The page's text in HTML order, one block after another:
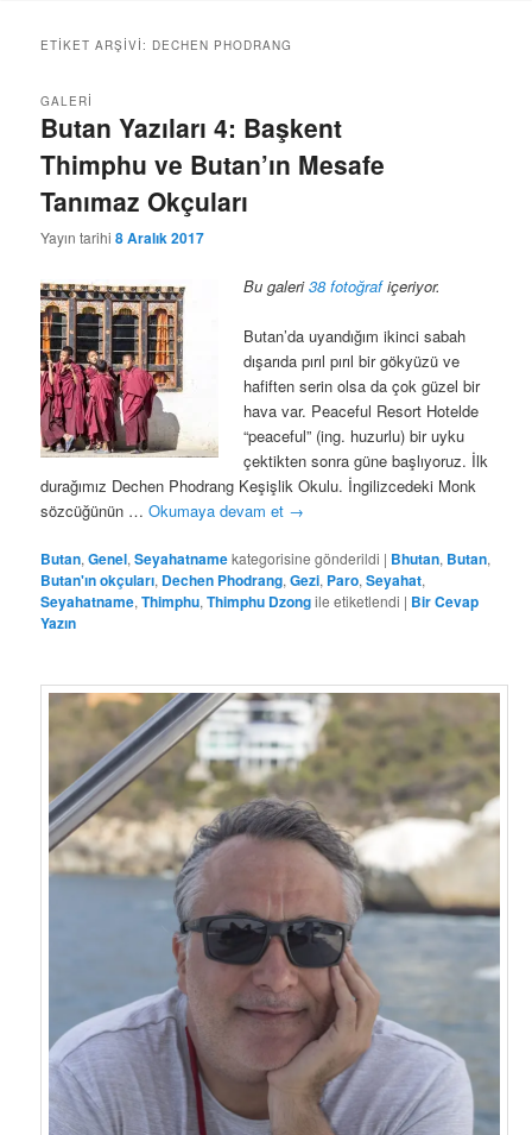
ETIKET ARŞIVI: DECHEN PHODRANG
Butan Yazıları 4: Başkent
Thimphu ve Butan’ın Mesafe
Tanımaz Okçuları
GALERI
Yayın tarihi8 Aralık 2017
Bu galeri38 fotoğrafiçeriyor.
Butan’da uyandığım ikinci sabah
dışarıda pırıl pırıl bir gökyüzü ve
hafiften serin olsa da çok güzel bir
hava var. Peaceful Resort Hotelde
“peaceful” (ing. huzurlu) bir uyku
çektikten sonra güne başlıyoruz. İlk
durağımız Dechen Phodrang Keşişlik Okulu. İngilizcedeki Monk
sözcüğünün …Okumaya devam et →
Butan,Genel,Seyahatnamekategorisine gönderildi | Bhutan, Butan,
Butan'ın okçuları, Dechen Phodrang,Gezi, Paro,Seyahat,
Seyahatname,Thimphu,Thimphu Dzongile etiketlendi | Bir Cevap
Yazın